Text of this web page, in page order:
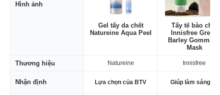
Hình ảnh
Gel tẩy da chết
Natureine Aqua Peel
Tẩy tế bào chết
Innisfree Green
Barley Gommage
Mask
Thương hiệu Natureine Innisfree
Nhận định Lựa chọn của BTV Giúp làm sáng da